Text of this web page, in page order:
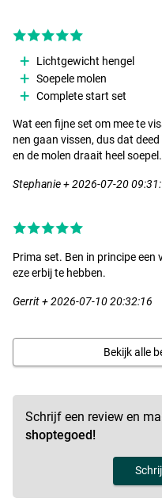
- Kogellagers: 6+1
- Inhaalsnelheid: 74cm
- Lijncapaciteit: 0.20mm/
- Grafiet body
- Power drive tandwiel
- Direct anti-reverse systeem
- Computer-gebalanceerde
-CNC-gefreesde aluminium
- Gevlochten lijn
- Kleur: Fluo Orange
- Diameter: 0.14mm
- Geschikt voor veel
- Gevlochten uit 8 strengen
- Compleet rekloos
- Extreem rond
- Zeer soepel
- Super glad
- Neemt weinig water op
Lichtgewicht hengel
Soepele molen
Complete start set
Wat een fijne set om mee te
nen gaan vissen, dus dat
en de molen draait heel
Stephanie + 2026-07-20
Prima set. Ben in principe een
eze erbij te hebben.
Gerrit + 2026-07-10 20:32:16
Bekijk alle
Schrijf een review en
shoptegoed!